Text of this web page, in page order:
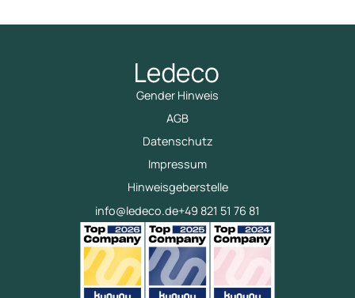
info@ledeco.de+49 821 51 76 81
Gender Hinweis
AGB
Datenschutz
Impressum
Hinweisgeberstelle